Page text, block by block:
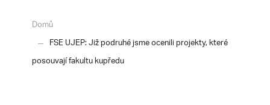
Domů
FSE UJEP: Již podruhé jsme ocenili projekty, které
posouvají fakultu kupředu